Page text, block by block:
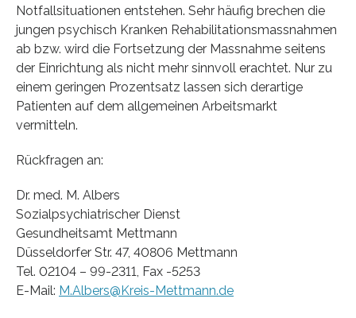
Notfallsituationen entstehen. Sehr häufig brechen die
jungen psychisch Kranken Rehabilitationsmassnahmen
ab bzw. wird die Fortsetzung der Massnahme seitens
der Einrichtung als nicht mehr sinnvoll erachtet. Nur zu
einem geringen Prozentsatz lassen sich derartige
Patienten auf dem allgemeinen Arbeitsmarkt
vermitteln.
Rückfragen an:
Dr. med. M. Albers
Sozialpsychiatrischer Dienst
Gesundheitsamt Mettmann
Düsseldorfer Str. 47, 40806 Mettmann
Tel. 02104 – 99-2311, Fax -5253
E-Mail: M.Albers@Kreis-Mettmann.de